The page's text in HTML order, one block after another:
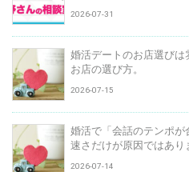
2026-07-31
婚活デートのお店選び
お店の選び方。
2026-07-15
婚活で「会話のテンポ
速さだけが原因ではあり
2026-07-14